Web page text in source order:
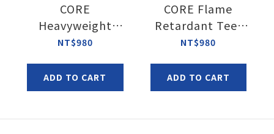
CORE
Heavyweight
Organic Cotton
NT$980
ADD TO CART
CORE Flame
Retardant Tee-
Gray
NT$980
ADD TO CART